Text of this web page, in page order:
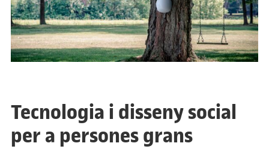
Tecnologia i disseny social
per a persones grans